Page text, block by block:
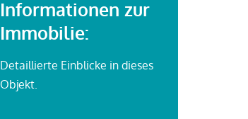
Informationen zur
Immobilie:
Detaillierte Einblicke in dieses
Objekt.